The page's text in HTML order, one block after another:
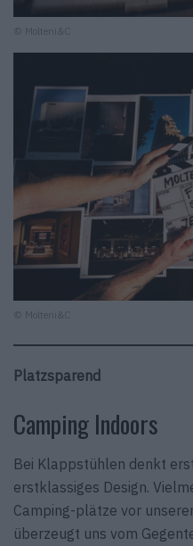
© Molteni&C
© Molteni&C
Platzsparend
Camping Indoors
Bei Klappstühlen denkt
erstklassiges Design.
Camping-plätze vor
überzeugt uns vom